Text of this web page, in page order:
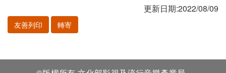
更新日期:2022/08/09
友善列印 轉寄